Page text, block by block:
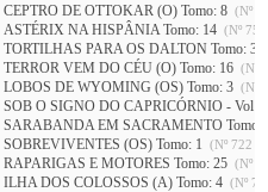
CEPTRO DE OTTOKAR (O) Tomo: 8 (Nº
ASTÉRIX NA HISPÂNIA Tomo: 14 (Nº
TORTILHAS PARA OS DALTON Tomo: 31
TERROR VEM DO CÉU (O) Tomo: 16 (Nº
LOBOS DE WYOMING (OS) Tomo: 3 (Nº
SOB O SIGNO DO CAPRICÓRNIO - Vol 1
SARABANDA EM SACRAMENTO Tomo:
SOBREVIVENTES (OS) Tomo: 1 (Nº 722 A
RAPARIGAS E MOTORES Tomo: 25 (Nº
ILHA DOS COLOSSOS (A) Tomo: 4 (Nº